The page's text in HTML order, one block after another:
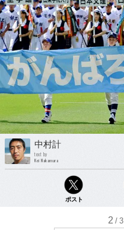
中村計
text by
Kei Nakamura
ポスト
2 /3